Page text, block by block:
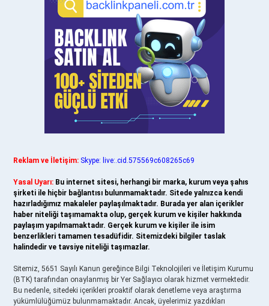
Reklam ve İletişim: Skype: live:.cid.575569c608265c69
Yasal Uyarı: Bu internet sitesi, herhangi bir marka, kurum veya şahıs
şirketi ile hiçbir bağlantısı bulunmamaktadır. Sitede yalnızca kendi
hazırladığımız makaleler paylaşılmaktadır. Burada yer alan içerikler
haber niteliği taşımamakta olup, gerçek kurum ve kişiler hakkında
paylaşım yapılmamaktadır. Gerçek kurum ve kişiler ile isim
benzerlikleri tamamen tesadüfidir. Sitemizdeki bilgiler taslak
halindedir ve tavsiye niteliği taşımazlar.
Sitemiz, 5651 Sayılı Kanun gereğince Bilgi Teknolojileri ve İletişim Kurumu
(BTK) tarafından onaylanmış bir Yer Sağlayıcı olarak hizmet vermektedir.
Bu nedenle, sitedeki içerikleri proaktif olarak denetleme veya araştırma
yükümlülüğümüz bulunmamaktadır. Ancak, üyelerimiz yazdıkları